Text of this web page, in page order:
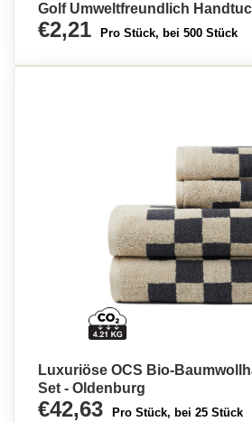
Golf Umweltfreundlich
€2,21 Pro Stück, bei 500 Stück
Luxuriöse OCS Bio-
Set - Oldenburg
€42,63 Pro Stück, bei 25 Stück